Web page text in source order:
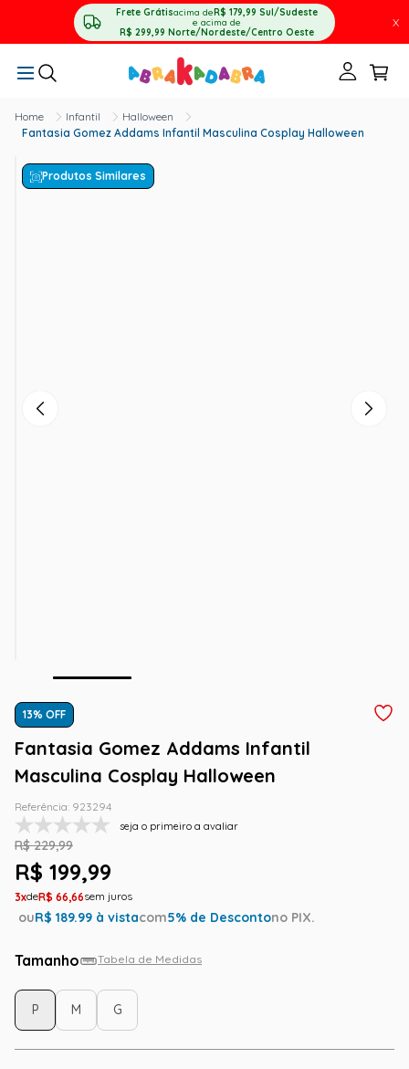
Frete Grátisacima deR$ 179,99 Sul/Sudeste
e acima de
R$ 299,99 Norte/Nordeste/Centro Oeste
X
Infantil
Halloween
Fantasia Gomez Addams Infantil Masculina Cosplay Halloween
Produtos Similares
13% OFF
Fantasia Gomez Addams Infantil
Masculina Cosplay Halloween
Referência: 923294
seja o primeiro a avaliar
R$ 229,99
R$ 199,99
3 R$ 66,66
ouR$ 189.99 à vistacom5% de Descontono PIX.
Tamanho Tabela de Medidas
P M G